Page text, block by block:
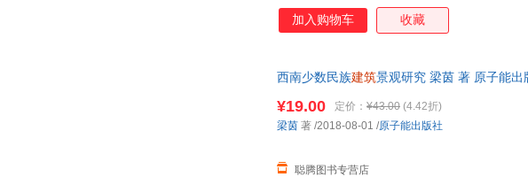
加入购物车 收藏
西南少数民族建筑景观研究 梁茵 著 原子能
¥19.00 定价： ¥43.00 (4.42折)
聪腾图书专营店
梁茵 著 /2018-08-01 /原子能出版社